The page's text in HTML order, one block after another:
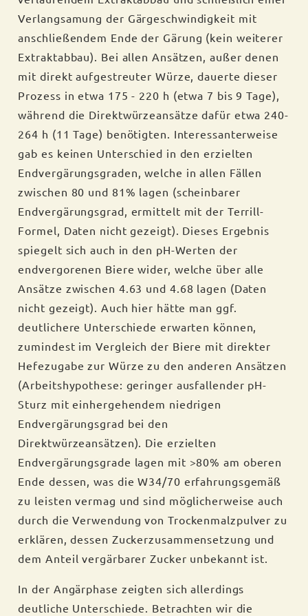
Verlangsamung der Gärgeschwindigkeit mit
anschließendem Ende der Gärung (kein weiterer
Extraktabbau). Bei allen Ansätzen, außer denen
mit direkt aufgestreuter Würze, dauerte dieser
Prozess in etwa 175 - 220 h (etwa 7 bis 9 Tage),
während die Direktwürzeansätze dafür etwa 240-
264 h (11 Tage) benötigten. Interessanterweise
gab es keinen Unterschied in den erzielten
Endvergärungsgraden, welche in allen Fällen
zwischen 80 und 81% lagen (scheinbarer
Endvergärungsgrad, ermittelt mit der Terrill-
Formel, Daten nicht gezeigt). Dieses Ergebnis
spiegelt sich auch in den pH-Werten der
endvergorenen Biere wider, welche über alle
Ansätze zwischen 4.63 und 4.68 lagen (Daten
nicht gezeigt). Auch hier hätte man ggf.
deutlichere Unterschiede erwarten können,
zumindest im Vergleich der Biere mit direkter
Hefezugabe zur Würze zu den anderen Ansätzen
(Arbeitshypothese: geringer ausfallender pH-
Sturz mit einhergehendem niedrigen
Endvergärungsgrad bei den
Direktwürzeansätzen). Die erzielten
Endvergärungsgrade lagen mit >80% am oberen
Ende dessen, was die W34/70 erfahrungsgemäß
zu leisten vermag und sind möglicherweise auch
durch die Verwendung von Trockenmalzpulver zu
erklären, dessen Zuckerzusammensetzung und
dem Anteil vergärbarer Zucker unbekannt ist.
In der Angärphase zeigten sich allerdings
deutliche Unterschiede. Betrachten wir die